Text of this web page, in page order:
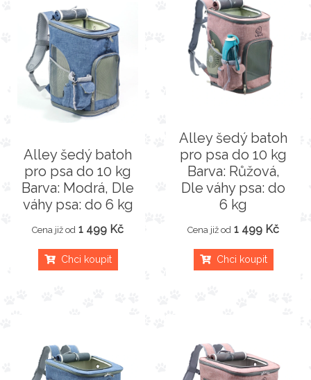
Alley šedý batoh
pro psa do 10 kg
Barva: Modrá, Dle
váhy psa: do 6 kg
Cena již od 1 499 Kč
Chci koupit
Alley šedý batoh
pro psa do 10 kg
Barva: Růžová,
Dle váhy psa: do
6 kg
Cena již od 1 499 Kč
Chci koupit